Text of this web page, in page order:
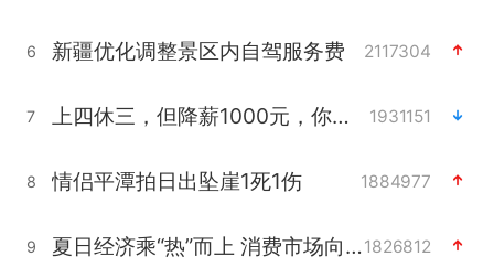
6 新疆优化调整景区内自驾服务费 2117304
7 上四休三，但降薪1000元，你接受吗？ 1931151
8 情侣平潭拍日出坠崖1死1伤 1884977
9 夏日经济乘“热”而上 消费市场向“新”而行1826812